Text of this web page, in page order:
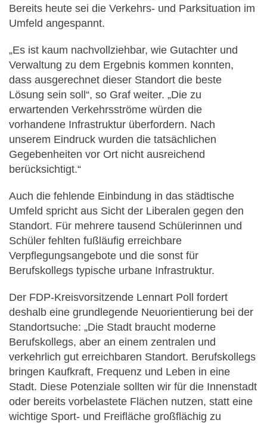
Bereits heute sei die Verkehrs- und Parksituation im
Umfeld angespannt.
„Es ist kaum nachvollziehbar, wie Gutachter und
Verwaltung zu dem Ergebnis kommen konnten,
dass ausgerechnet dieser Standort die beste
Lösung sein soll“, so Graf weiter. „Die zu
erwartenden Verkehrsströme würden die
vorhandene Infrastruktur überfordern. Nach
unserem Eindruck wurden die tatsächlichen
Gegebenheiten vor Ort nicht ausreichend
berücksichtigt.“
Auch die fehlende Einbindung in das städtische
Umfeld spricht aus Sicht der Liberalen gegen den
Standort. Für mehrere tausend Schülerinnen und
Schüler fehlten fußläufig erreichbare
Verpflegungsangebote und die sonst für
Berufskollegs typische urbane Infrastruktur.
Der FDP-Kreisvorsitzende Lennart Poll fordert
deshalb eine grundlegende Neuorientierung bei der
Standortsuche: „Die Stadt braucht moderne
Berufskollegs, aber an einem zentralen und
verkehrlich gut erreichbaren Standort. Berufskollegs
bringen Kaufkraft, Frequenz und Leben in eine
Stadt. Diese Potenziale sollten wir für die Innenstadt
oder bereits vorbelastete Flächen nutzen, statt eine
wichtige Sport- und Freifläche großflächig zu